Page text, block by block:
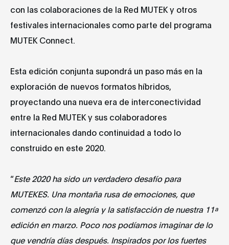
con las colaboraciones de la Red MUTEK y otros
festivales internacionales como parte del programa
MUTEK Connect.
Esta edición conjunta supondrá un paso más en la
exploración de nuevos formatos híbridos,
proyectando una nueva era de interconectividad
entre la Red MUTEK y sus colaboradores
internacionales dando continuidad a todo lo
construido en este 2020.
“Este 2020 ha sido un verdadero desafío para
MUTEKES. Una montaña rusa de emociones, que
comenzó con la alegría y la satisfacción de nuestra 11ª
edición en marzo. Poco nos podíamos imaginar de lo
que vendría días después. Inspirados por los fuertes